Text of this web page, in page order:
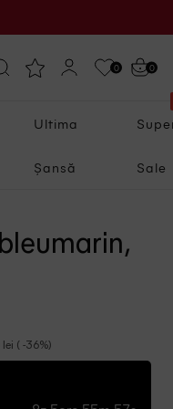
0 0
Ultima
Șansă Sale
( -36%)